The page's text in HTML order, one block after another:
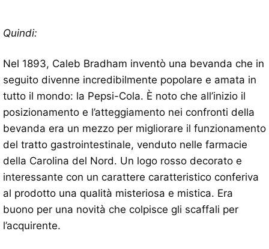
Quindi:
Nel 1893, Caleb Bradham inventò una bevanda che in
seguito divenne incredibilmente popolare e amata in
tutto il mondo: la Pepsi-Cola. È noto che all’inizio il
posizionamento e l’atteggiamento nei confronti della
bevanda era un mezzo per migliorare il funzionamento
del tratto gastrointestinale, venduto nelle farmacie
della Carolina del Nord. Un logo rosso decorato e
interessante con un carattere caratteristico conferiva
al prodotto una qualità misteriosa e mistica. Era
buono per una novità che colpisce gli scaffali per
l’acquirente.